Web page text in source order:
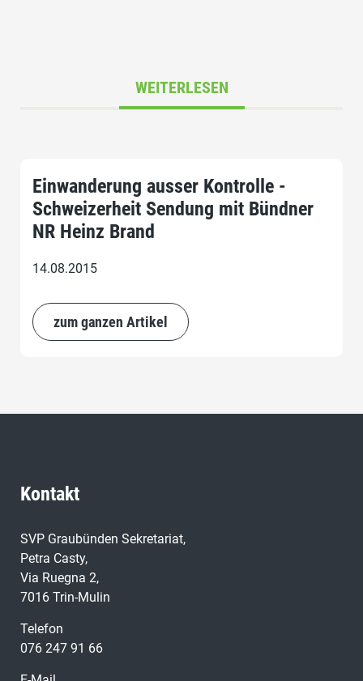
WEITERLESEN
Einwanderung ausser Kontrolle -
Schweizerheit Sendung mit Bündner
NR Heinz Brand
14.08.2015
zum ganzen Artikel
Kontakt
SVP Graubünden Sekretariat,
Petra Casty,
Via Ruegna 2,
7016 Trin-Mulin
Telefon
076 247 91 66